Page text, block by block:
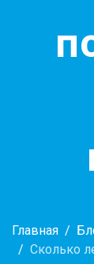
Главная
Сколько